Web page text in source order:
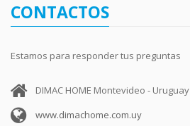
CONTACTOS
Estamos para responder tus preguntas
DIMAC HOME Montevideo - Uruguay
www.dimachome.com.uy